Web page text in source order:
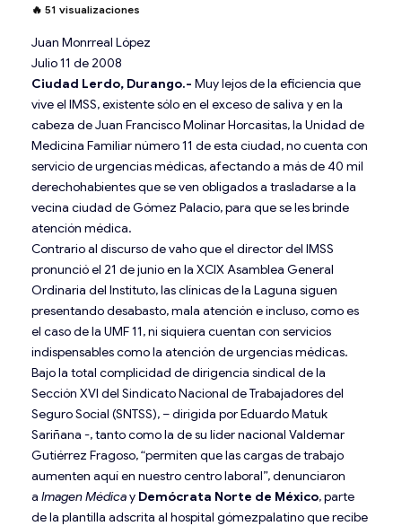
🔥 51 visualizaciones
Juan Monrreal López
Julio 11 de 2008
Ciudad Lerdo, Durango.- Muy lejos de la eficiencia que
vive el IMSS, existente sólo en el exceso de saliva y en la
cabeza de Juan Francisco Molinar Horcasitas, la Unidad de
Medicina Familiar número 11 de esta ciudad, no cuenta con
servicio de urgencias médicas, afectando a más de 40 mil
derechohabientes que se ven obligados a trasladarse a la
vecina ciudad de Gómez Palacio, para que se les brinde
atención médica.
Contrario al discurso de vaho que el director del IMSS
pronunció el 21 de junio en la XCIX Asamblea General
Ordinaria del Instituto, las clínicas de la Laguna siguen
presentando desabasto, mala atención e incluso, como es
el caso de la UMF 11, ni siquiera cuentan con servicios
indispensables como la atención de urgencias médicas.
Bajo la total complicidad de dirigencia sindical de la
Sección XVI del Sindicato Nacional de Trabajadores del
Seguro Social (SNTSS), – dirigida por Eduardo Matuk
Sariñana -, tanto como la de su líder nacional Valdemar
Gutiérrez Fragoso, “permiten que las cargas de trabajo
aumenten aquí en nuestro centro laboral”, denunciaron
a Imagen Médicay Demócrata Norte de México, parte
de la plantilla adscrita al hospital gómezpalatino que recibe